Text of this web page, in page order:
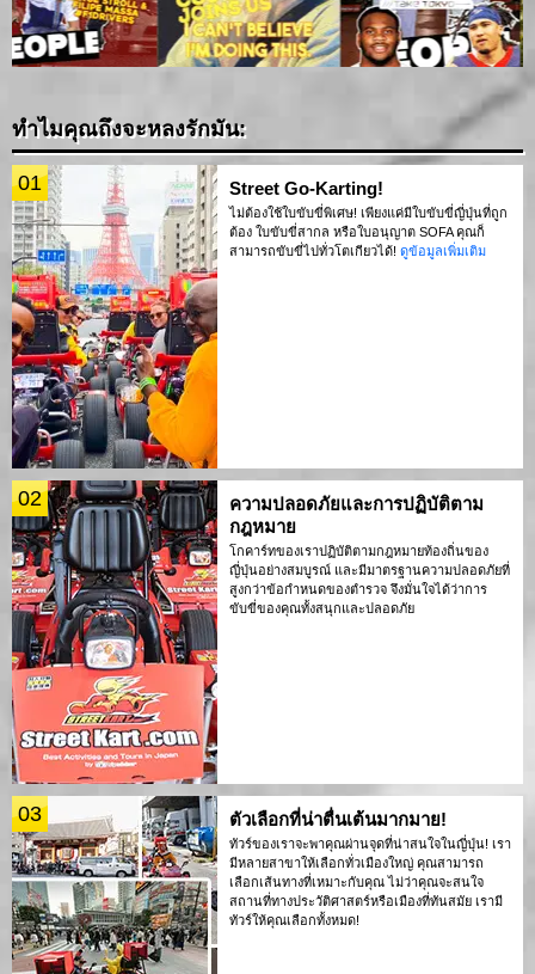
ทำไมคุณถึงจะหลงรักมัน:
01 Street Go-Karting!
ไม่ต้องใช้ใบขับขี่พิเศษ! เพียงแค่มีใบขับขี่ญี่ปุ่นที่ถูก
ต้อง ใบขับขี่สากล หรือใบอนุญาต SOFA คุณก็
สามารถขับขี่ไปทั่วโตเกียวได้! ดูข้อมูลเพิ่มเติม
02
ความปลอดภัยและการปฏิบัติตาม
กฎหมาย
โกคาร์ทของเราปฏิบัติตามกฎหมายท้องถิ่นของ
ญี่ปุ่นอย่างสมบูรณ์ และมีมาตรฐานความปลอดภัยที่
สูงกว่าข้อกำหนดของตำรวจ จึงมั่นใจได้ว่าการ
ขับขี่ของคุณทั้งสนุกและปลอดภัย
03 ตัวเลือกที่น่าตื่นเต้นมากมาย!
ทัวร์ของเราจะพาคุณผ่านจุดที่น่าสนใจในญี่ปุ่น! เรา
มีหลายสาขาให้เลือกทั่วเมืองใหญ่ คุณสามารถ
เลือกเส้นทางที่เหมาะกับคุณ ไม่ว่าคุณจะสนใจ
สถานที่ทางประวัติศาสตร์หรือเมืองที่ทันสมัย เรามี
ทัวร์ให้คุณเลือกทั้งหมด!